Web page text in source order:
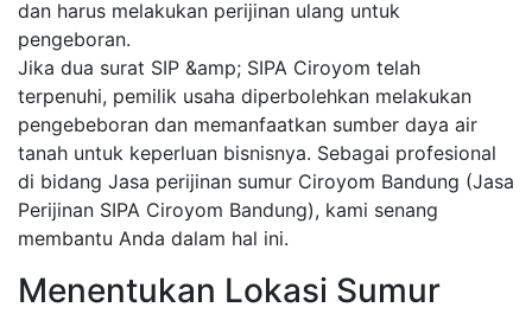
dan harus melakukan perijinan ulang untuk
pengeboran.
Jika dua surat SIP &amp; SIPA Ciroyom telah
terpenuhi, pemilik usaha diperbolehkan melakukan
pengebeboran dan memanfaatkan sumber daya air
tanah untuk keperluan bisnisnya. Sebagai profesional
di bidang Jasa perijinan sumur Ciroyom Bandung (Jasa
Perijinan SIPA Ciroyom Bandung), kami senang
membantu Anda dalam hal ini.
Menentukan Lokasi Sumur